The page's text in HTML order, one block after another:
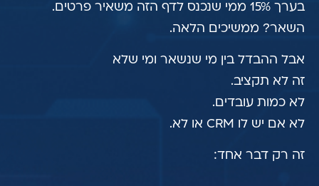
בערך 15% ממי שנכנס לדף הזה משאיר פרטים.
השאר? ממשיכים הלאה.
אבל ההבדל בין מי שנשאר ומי שלא
זה לא תקציב.
לא כמות עובדים.
לא אם יש לו CRM או לא.
זה רק דבר אחד: